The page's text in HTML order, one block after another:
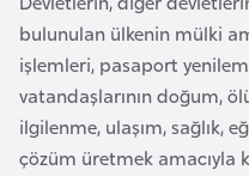
ş
l
l
bulunulan ülkenin mülki
işlemleri, pasaport
vatandaşlarının doğum,
ilgilenme, ulaşım, sağlık,
çözüm üretmek amacıyla
t
u
r
y
a